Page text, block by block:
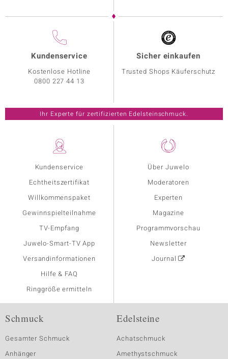
Kundenservice
Echtheitszertifikat
Willkommenspaket
Gewinnspielteilnahme
TV-Empfang
Juwelo-Smart-TV App
Versandinformationen
Hilfe & FAQ
Ringgröße ermitteln
Über Juwelo
Moderatoren
Experten
Magazine
Programmvorschau
Newsletter
Journal
Kundenservice
Kostenlose Hotline
0800 227 44 13
Sicher einkaufen
Trusted Shops Käuferschutz
Ihr Experte für zertifizierten Edelsteinschmuck.
Schmuck
Gesamter Schmuck
Anhänger
Edelsteine
Achatschmuck
Amethystschmuck